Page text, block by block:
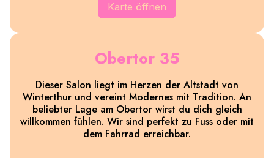
Karte öffnen
Obertor 35
Dieser Salon liegt im Herzen der Altstadt von
Winterthur und vereint Modernes mit Tradition. An
beliebter Lage am Obertor wirst du dich gleich
willkommen fühlen. Wir sind perfekt zu Fuss oder mit
dem Fahrrad erreichbar.